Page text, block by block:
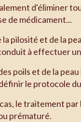
d'éliminer
de médicament...
la pilosité et de la
à effectuer
poils et de la
le protocole
le traitement par
prématuré.